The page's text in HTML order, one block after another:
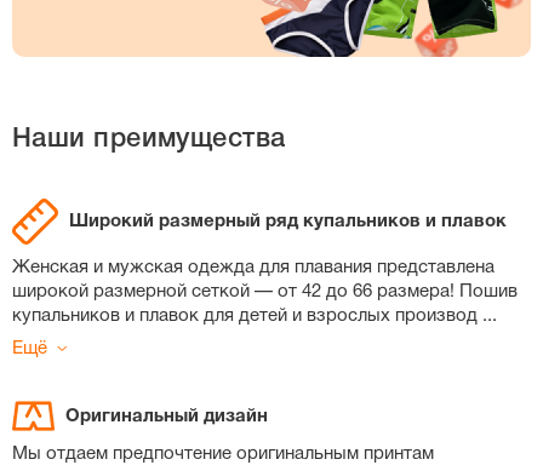
Наши преимущества
Широкий размерный ряд купальников и плавок
Женская и мужская одежда для плавания представлена
широкой размерной сеткой — от 42 до 66 размера! Пошив
купальников и плавок для детей и взрослых производ ...
Ещё
Оригинальный дизайн
Мы отдаем предпочтение оригинальным принтам